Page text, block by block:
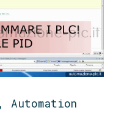
Automation